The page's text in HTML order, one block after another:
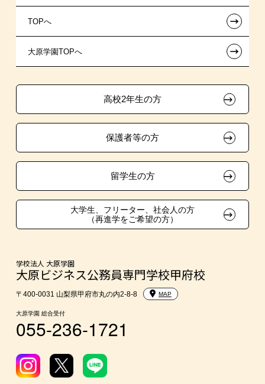
新聞奨学生
試験による特待生制度
指定校自己推薦入学
特別推薦入学
生徒会活動推薦入学
在校生・卒業生紹介推薦入学
大学生・短期大学生特別入学
学費
東京経営大学への3年次編入学
入学前のお勧め学習システム
大学・短期大学・公務員併願制度
施設・研修所
学生寮・マンションのご案内
大原学園グループ案内
在校生へのお知らせ
各種証明書の発行ご希望の方
採用ご担当の方
TOPへ ←
大原学園TOPへ ←
高校2年生の方
保護者等の方
留学生の方
大学生、フリーター、社会人の方
（再進学をご希望の方）
学校法人 大原学園
大原ビジネス公務員専門学校甲府校
〒400-0031 山梨県甲府市丸の内2-8-8 MAP
大原学園 総合受付
055-236-1721